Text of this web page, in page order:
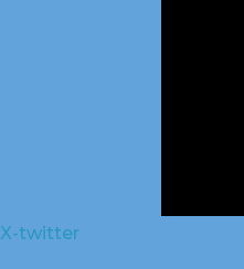
X-twitter